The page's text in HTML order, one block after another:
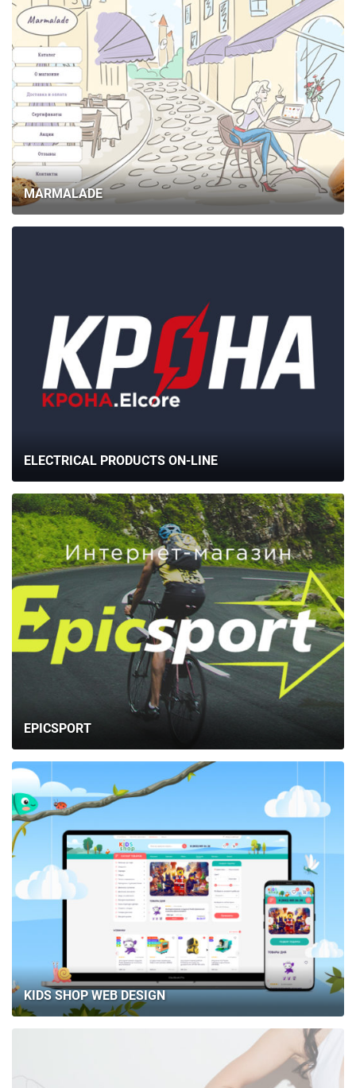
MARMALADE
ELECTRICAL PRODUCTS ON-LINE
EPICSPORT
KIDS SHOP WEB DESIGN